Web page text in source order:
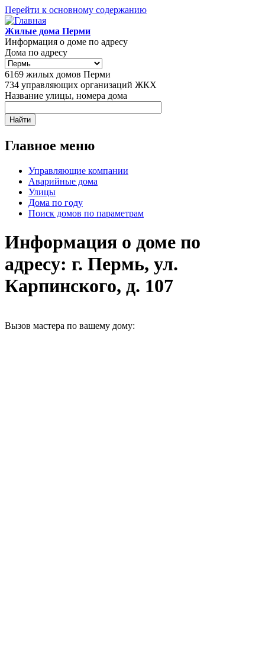
Перейти к основному содержанию
Жилые дома Перми
Информация о доме по адресу
Дома по адресу
6169 жилых домов Перми
734 управляющих организаций ЖКХ
Название улицы, номера дома
Главное меню
Управляющие компании
Аварийные дома
Улицы
Дома по году
Поиск домов по параметрам
Информация о доме по
адресу: г. Пермь, ул.
Карпинского, д. 107
Вызов мастера по вашему дому: